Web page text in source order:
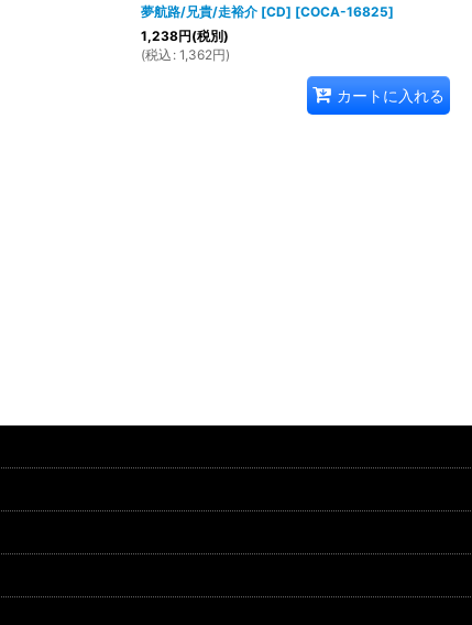
夢航路/兄貴/走裕介 [CD] [COCA-16825]
1,238円(税別)
(税込 : 1,362円)
カートに入れる